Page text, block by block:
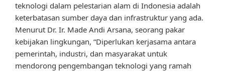
teknologi dalam pelestarian alam di Indonesia adalah
keterbatasan sumber daya dan infrastruktur yang ada.
Menurut Dr. Ir. Made Andi Arsana, seorang pakar
kebijakan lingkungan, “Diperlukan kerjasama antara
pemerintah, industri, dan masyarakat untuk
mendorong pengembangan teknologi yang ramah